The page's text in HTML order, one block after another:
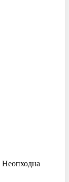
Неопходна